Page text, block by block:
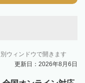
ウィンドウで開きます
更新日：2026年8月6日